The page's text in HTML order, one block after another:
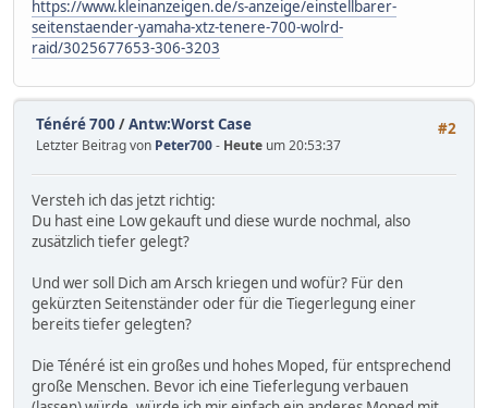
https://www.kleinanzeigen.de/s-anzeige/einstellbarer-
seitenstaender-yamaha-xtz-tenere-700-wolrd-
raid/3025677653-306-3203
#2
Ténéré 700 /Antw:Worst Case
Letzter Beitrag von Peter700- Heute um 20:53:37
Versteh ich das jetzt richtig:
Du hast eine Low gekauft und diese wurde nochmal, also
zusätzlich tiefer gelegt?
Und wer soll Dich am Arsch kriegen und wofür? Für den
gekürzten Seitenständer oder für die Tiegerlegung einer
bereits tiefer gelegten?
Die Ténéré ist ein großes und hohes Moped, für entsprechend
große Menschen. Bevor ich eine Tieferlegung verbauen